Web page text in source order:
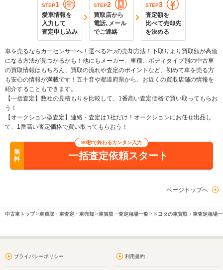
STEP1
愛車情報を
入力して
査定申し込み
STEP2
買取店から
電話､メール
でご連絡
STEP3
査定額を
比べて売却先
を決める
車を売るならカーセンサーへ！選べる2つの売却方法！下取りより買取額が高価
になる方法が見つかるかも！他にもメーカー、車種、ボディタイプ別の中古車
の買取情報はもちろん、買取の流れや査定のポイントなど、初めて車を売る方
も安心の情報が満載です！五十音や都道府県から、お近くの買取店舗の情報を
紹介することもできます。
【一括査定】数社の見積もりを比較して、1番高い査定価格で買い取ってもらお
う！
【オークション型査定】連絡・査定は1社だけ！オークションにお任せ出品し
て、1番高い査定価格で買い取ってもらおう！
無
料
90秒で終わるカンタン入力
一括査定依頼スタート
ページトップへ
中古車トップ 車買取・車査定・車売却 車買取・査定相場一覧 トヨタの車買取・車査定相場
プライバシーポリシー 利用規約